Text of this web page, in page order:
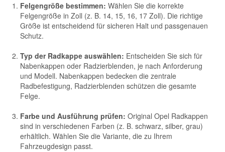
Felgengröße bestimmen: Wählen Sie die korrekte
Felgengröße in Zoll (z. B. 14, 15, 16, 17 Zoll). Die richtige
Größe ist entscheidend für sicheren Halt und passgenauen
Schutz.
Typ der Radkappe auswählen: Entscheiden Sie sich für
Nabenkappen oder Radzierblenden, je nach Anforderung
und Modell. Nabenkappen bedecken die zentrale
Radbefestigung, Radzierblenden schützen die gesamte
Felge.
Farbe und Ausführung prüfen: Original Opel Radkappen
sind in verschiedenen Farben (z. B. schwarz, silber, grau)
erhältlich. Wählen Sie die Variante, die zu Ihrem
Fahrzeugdesign passt.